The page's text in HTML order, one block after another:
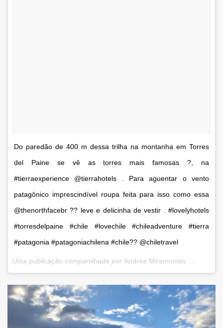
Do paredão de 400 m dessa trilha na montanha em Torres
del Paine se vê as torres mais famosas ?, na
#tierraexperience @tierrahotels . Para aguentar o vento
patagônico imprescindível roupa feita para isso como essa
@thenorthfacebr ?? leve e delicinha de vestir . #lovelyhotels
#torresdelpaine #chile #lovechile #chileadventure #tierra
#patagonia #patagoniachilena #chile?? @chiletravel
Uma publicação compartilhada por Andrea Miramontes ??| Travel